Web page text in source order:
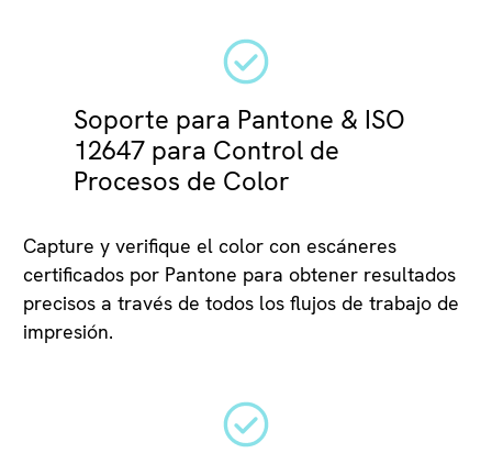
Soporte para Pantone & ISO
12647 para Control de
Procesos de Color
Capture y verifique el color con escáneres
certificados por Pantone para obtener resultados
precisos a través de todos los flujos de trabajo de
impresión.